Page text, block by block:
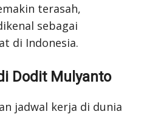
terasah,
sebagai
di Indonesia.
Dodit Mulyanto
jadwal kerja di dunia